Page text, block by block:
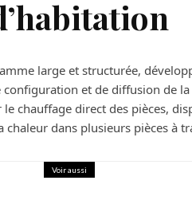
large et structurée,
et de diffusion de la
chauffage direct des pièces,
dans plusieurs pièces à
Voir aussi